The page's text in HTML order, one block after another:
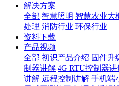
解决方案
全部 智慧照明 智慧农业大
处理 消防行业 环保行业
资料下载
产品视频
全部 初识产品介绍 固件升
制器讲解 4G RTU控制器讲
讲解 远程控制讲解 手机端